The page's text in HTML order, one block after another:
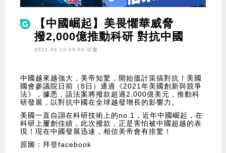
【中國崛起】美畏懼華威脅
撥2,000億推動科研 對抗中國
2021.06.10 09:00 社會
中國越來越強大，美帝知驚，開始搵計策搞對抗！美國
國會參議院日前（8日）通過《2021年美國創新與競爭
法》，據悉，該法案將撥款超過2,000億美元，推動科
研發展，以對抗中國在全球越發增長的影響力。
美國一直自詡在科研技術上的no.1，近年中國崛起，在
科研上屢創佳績，此次撥款，正是害怕被中國超越的表
現！現在中國發展迅速，相信美帝會有排驚！
原圖：拜登facebook